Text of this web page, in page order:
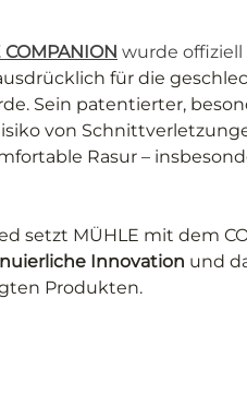
wurde offiziell
für die
Sein patentierter,
von
Rasur –
setzt MÜHLE mit dem
Innovation und
Produkten.